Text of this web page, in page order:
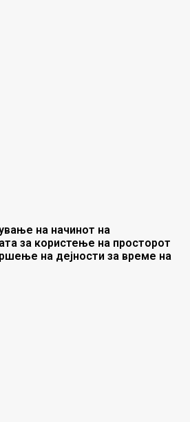
на начинот на
за користење на просторот
на дејности за време на